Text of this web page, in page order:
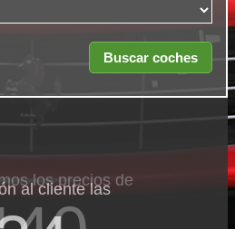
los precios de
al cliente las